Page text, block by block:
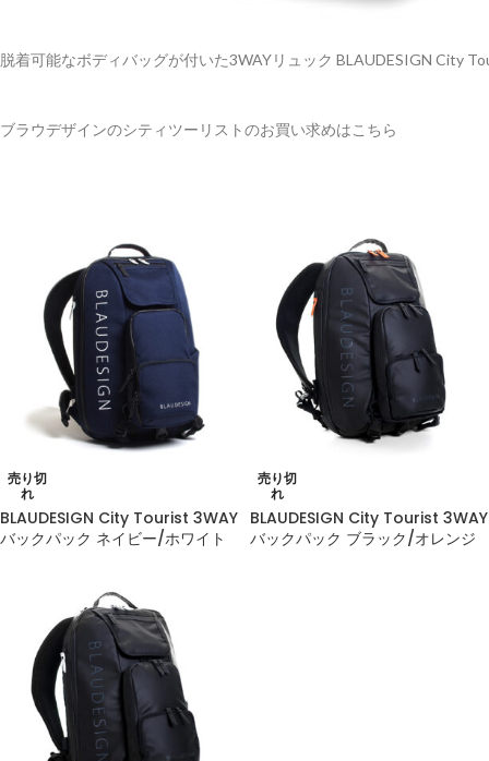
脱着可能なボディバッグが付いた3WAYリュック BLAUDESIGN City
ブラウデザインのシティツーリストのお買い求めはこちら
売り切
れ
BLAUDESIGN City Tourist 3WAY
バックパック ネイビー/ホワイト
売り切
れ
BLAUDESIGN City Tourist 3WAY
バックパック ブラック/オレンジ